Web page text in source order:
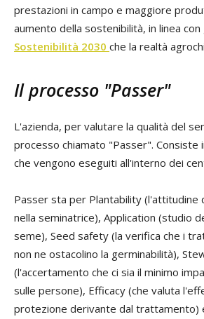
prestazioni in campo e maggiore
aumento della sostenibilità, in linea con
Sostenibilità 2030 che la realtà
Il processo "Passer"
L'azienda, per valutare la qualità del
processo chiamato "Passer".
che vengono eseguiti all'interno dei
Passer sta per Plantability (l'attitudine
nella seminatrice), Application (studio
seme), Seed safety (la verifica che i
non ne ostacolino la germinabilità),
(l'accertamento che ci sia il minimo
sulle persone), Efficacy (che valuta
protezione derivante dal trattamento)